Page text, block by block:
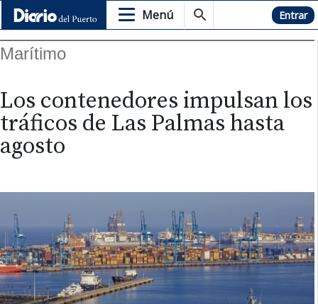
Menú Hemeroteca Entrar
Marítimo
Los contenedores impulsan los
tráficos de Las Palmas hasta
agosto